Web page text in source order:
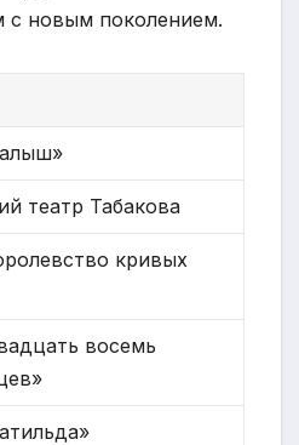
с новым поколением.
театр Табакова
кривых
восемь